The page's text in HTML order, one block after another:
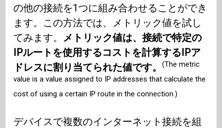
の他の接続を1つに組み合わせることができ
ます。この方法では、メトリック値を試し
てみます。
メトリック値は、接続で特定の
IPルートを使用するコストを計算するIPア
ドレスに割り当てられた値です。(The metric
value is a value assigned to IP addresses that calculate the
cost of using a certain IP route in the connection.)
デバイスで複数のインターネット接続を組